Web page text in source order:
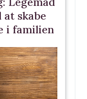
skabe
i familien